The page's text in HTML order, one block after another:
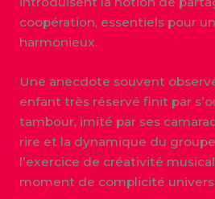
coopération, essentiels pour
harmonieux.
Une anecdote souvent
enfant très réservé finit par
tambour, imité par ses
rire et la dynamique du
l’exercice de créativité
moment de complicité